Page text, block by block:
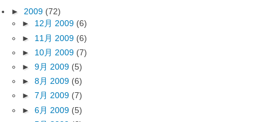
► 2009 (72)
► 12月 2009 (6)
► 11月 2009 (6)
► 10月 2009 (7)
► 9月 2009 (5)
► 8月 2009 (6)
► 7月 2009 (7)
► 6月 2009 (5)